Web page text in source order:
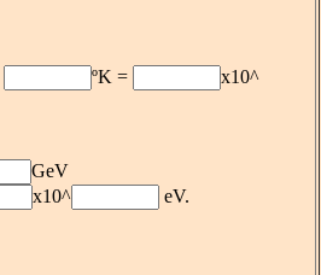
ºK =
x10^
GeV
x10^ eV.